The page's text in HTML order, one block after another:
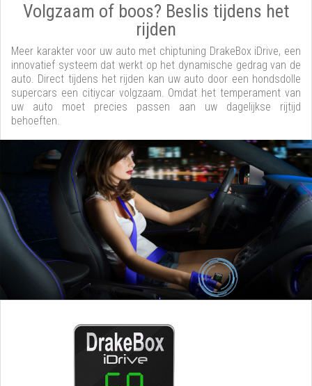
Volgzaam of boos? Beslis tijdens het
rijden
Meer karakter voor uw auto met chiptuning DrakeBox iDrive, een
innovatief systeem dat werkt op het dynamische gedrag van de
auto. Direct tijdens het rijden kan uw auto door een hondsdolle
supercars een citiycar volgzaam. Omdat het temperament van
uw auto moet precies passen aan uw dagelijkse rijtijd
behoeften.